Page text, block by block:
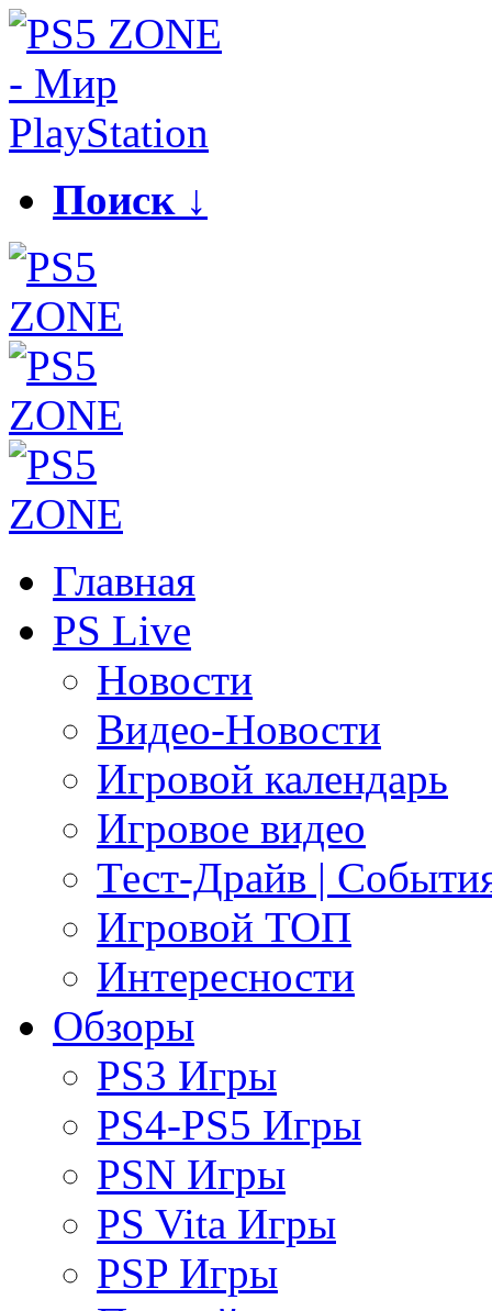
Поиск ↓
Главная
PS Live
Новости
Видео-Новости
Игровой календарь
Игровое видео
Тест-Драйв |
Игровой ТОП
Интересности
Обзоры
PS3 Игры
PS4-PS5 Игры
PSN Игры
PS Vita Игры
PSP Игры